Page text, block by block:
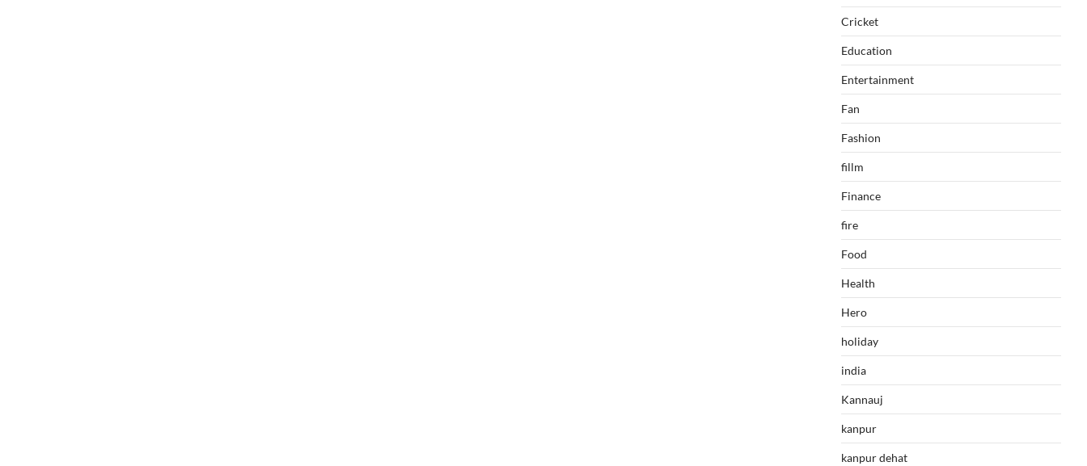
Cricket
Education
Entertainment
Fan
Fashion
fillm
Finance
fire
Food
Health
Hero
holiday
india
Kannauj
kanpur
kanpur dehat